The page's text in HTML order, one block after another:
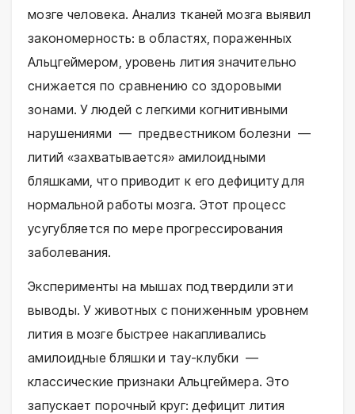
мозге человека. Анализ тканей мозга выявил
закономерность: в областях, пораженных
Альцгеймером, уровень лития значительно
снижается по сравнению со здоровыми
зонами. У людей с легкими когнитивными
нарушениями — предвестником болезни —
литий «захватывается» амилоидными
бляшками, что приводит к его дефициту для
нормальной работы мозга. Этот процесс
усугубляется по мере прогрессирования
заболевания.
Эксперименты на мышах подтвердили эти
выводы. У животных с пониженным уровнем
лития в мозге быстрее накапливались
амилоидные бляшки и тау-клубки —
классические признаки Альцгеймера. Это
запускает порочный круг: дефицит лития